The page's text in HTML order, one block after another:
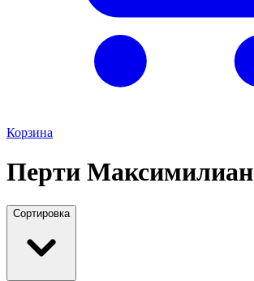
Корзина
Перти Максимилиан
Сортировка